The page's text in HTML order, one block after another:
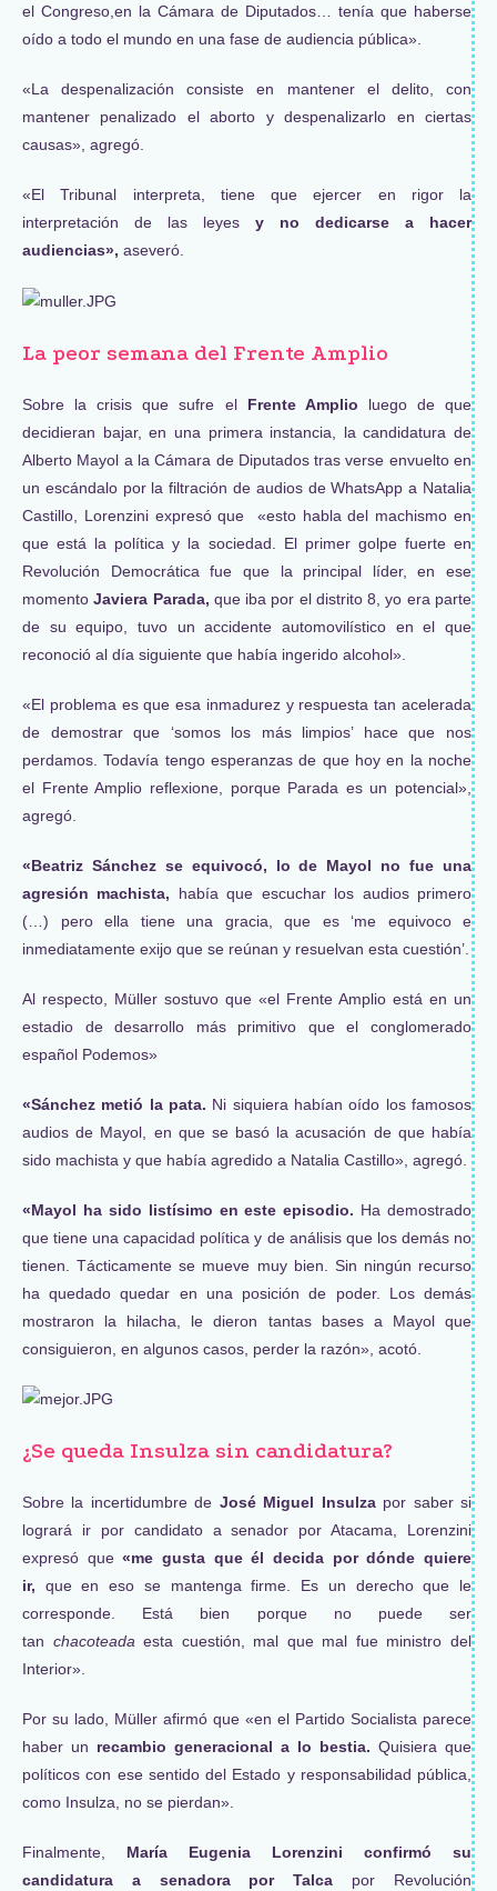
el Congreso,en la Cámara de Diputados… tenía que haberse
oído a todo el mundo en una fase de audiencia pública».
«La despenalización consiste en mantener el delito, con
mantener penalizado el aborto y despenalizarlo en ciertas
causas», agregó.
«El Tribunal interpreta, tiene que ejercer en rigor la
interpretación de las leyes y no dedicarse a hacer
audiencias», aseveró.
La peor semana del Frente Amplio
Sobre la crisis que sufre el Frente Amplio luego de que
decidieran bajar, en una primera instancia, la candidatura de
Alberto Mayol a la Cámara de Diputados tras verse envuelto en
un escándalo por la filtración de audios de WhatsApp a Natalia
Castillo, Lorenzini expresó que «esto habla del machismo en
que está la política y la sociedad. El primer golpe fuerte en
Revolución Democrática fue que la principal líder, en ese
momentoJaviera Parada, que iba por el distrito 8, yo era parte
de su equipo, tuvo un accidente automovilístico en el que
reconoció al día siguiente que había ingerido alcohol».
«El problema es que esa inmadurez y respuesta tan acelerada
de demostrar que ‘somos los más limpios’ hace que nos
perdamos. Todavía tengo esperanzas de que hoy en la noche
el Frente Amplio reflexione, porque Parada es un potencial»,
agregó.
«Beatriz Sánchez se equivocó, lo de Mayol no fue una
agresión machista, había que escuchar los audios primero
(…) pero ella tiene una gracia, que es ‘me equivoco e
inmediatamente exijo que se reúnan y resuelvan esta cuestión’.
Al respecto, Müller sostuvo que «el Frente Amplio está en un
estadio de desarrollo más primitivo que el conglomerado
español Podemos»
«Sánchez metió la pata. Ni siquiera habían oído los famosos
audios de Mayol, en que se basó la acusación de que había
sido machista y que había agredido a Natalia Castillo», agregó.
«Mayol ha sido listísimo en este episodio. Ha demostrado
que tiene una capacidad política y de análisis que los demás no
tienen. Tácticamente se mueve muy bien. Sin ningún recurso
ha quedado quedar en una posición de poder. Los demás
mostraron la hilacha, le dieron tantas bases a Mayol que
consiguieron, en algunos casos, perder la razón», acotó.
¿Se queda Insulza sin candidatura?
Sobre la incertidumbre de José Miguel Insulzapor saber si
logrará ir por candidato a senador por Atacama, Lorenzini
expresó que«me gusta que él decida por dónde quiere
ir, que en eso se mantenga firme. Es un derecho que le
corresponde. Está bien porque no puede ser
tan chacoteadaesta cuestión, mal que mal fue ministro del
Interior».
Por su lado, Müller afirmó que «en el Partido Socialista parece
haber un recambio generacional a lo bestia. Quisiera que
políticos con ese sentido del Estado y responsabilidad pública,
como Insulza, no se pierdan».
Finalmente, María Eugenia Lorenzini confirmó su
candidatura a senadora por Talca por Revolución